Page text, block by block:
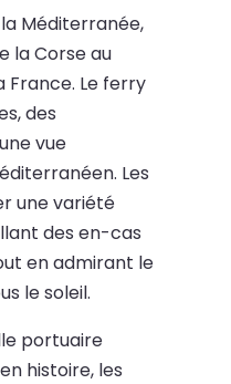
Méditerranée,
la Corse au
France. Le ferry
des
vue
Les
une variété
des en-cas
en admirant le
le soleil.
portuaire
histoire, les